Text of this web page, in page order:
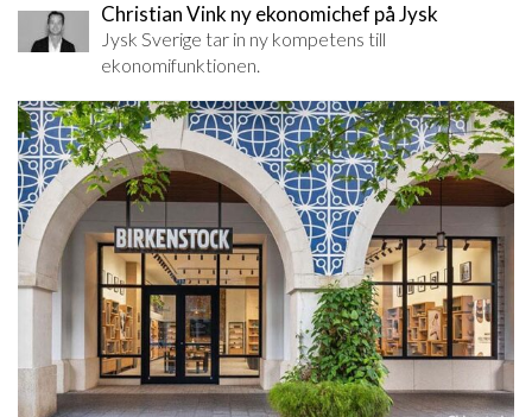
Christian Vink ny ekonomichef på Jysk
Jysk Sverige tar in ny kompetens till
ekonomifunktionen.